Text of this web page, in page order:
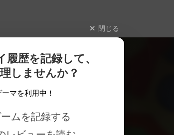
閉じる
歴を記録して、
しませんか？
マを利用中！
ムを記録する